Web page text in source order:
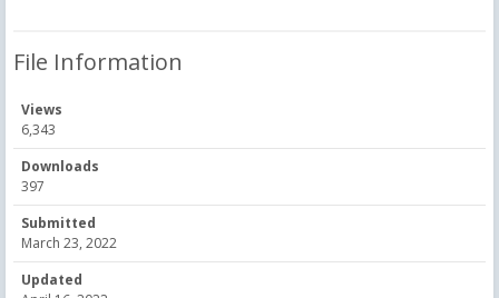
File Information
Views
6,343
Downloads
397
Submitted
March 23, 2022
Updated